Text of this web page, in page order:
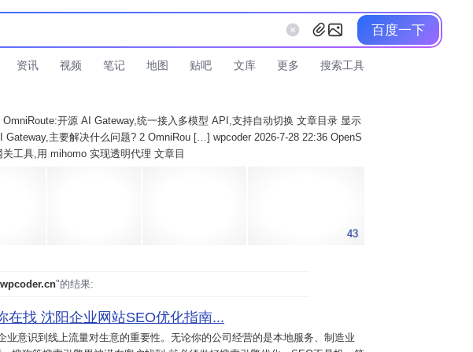
百度一下
资讯 视频 笔记 地图 贴吧 文库 更多 搜索工具
OmniRoute:开源 AI Gateway,统一接入多模型 API,支持自动切换 文章目录 显示
Gateway,主要解决什么问题? 2 OmniRou […] wpcoder 2026-7-28 22:36 OpenS
工具,用 mihomo 实现透明代理 文章目
43
"的结果:
在找 沈阳企业网站SEO优化指南...
业意识到线上流量对生意的重要性。无论你的公司经营的是本地服务、制造业